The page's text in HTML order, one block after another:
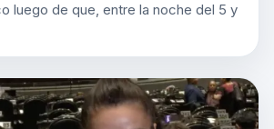
luego de que, entre la noche del 5 y